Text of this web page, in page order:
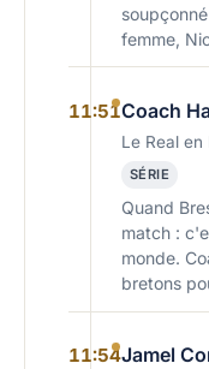
femme,
11:51Coach
Le Real en
SÉRIE
Quand
match :
monde.
bretons
11:54Jamel